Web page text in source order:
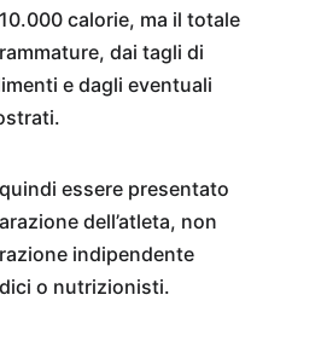
calorie, ma il totale
dai tagli di
e dagli eventuali
essere presentato
dell’atleta, non
indipendente
o nutrizionisti.